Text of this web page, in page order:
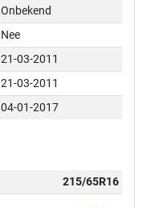
Onbekend
Nee
21-03-2011
21-03-2011
04-01-2017
215/65R16